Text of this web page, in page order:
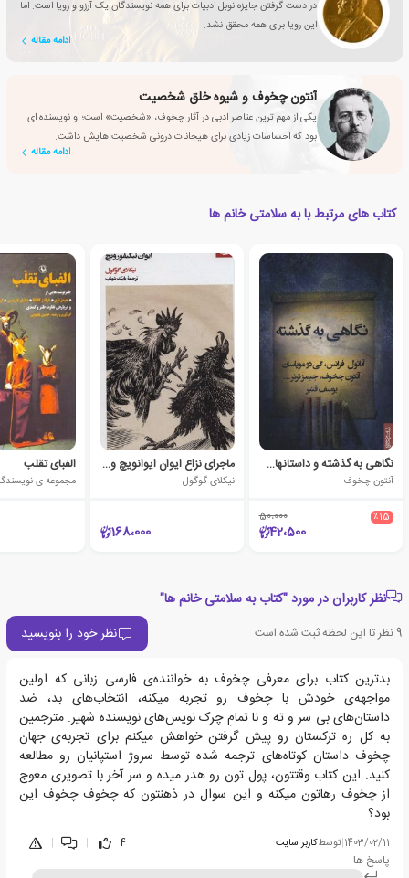
در دست گرفتن جایزه نوبل ادبیات برای همه نویسندگان یک آرزو و رویا است. اما
این رویا برای همه محقق نشد.
ادامه مقاله
آنتون چخوف و شیوه خلق شخصیت
یکی از مهم ترین عناصر ادبی در آثار چخوف، «شخصیت» است؛ او نویسنده ای
بود که احساسات زیادی برای هیجانات درونی شخصیت هایش داشت.
ادامه مقاله
کتاب های مرتبط با به سلامتی خانم ها
نگاهی به گذشته و داستانهای دیگر
آنتون چخوف
٪15 50،000
42،500
ماجرای نزاع ایوان ایوانویچ و ایوان نیکیفورویچ
نیکلای گوگول
168،000
الفبای تقلب
مجموعه ی
نظر کاربران در مورد "کتاب به سلامتی خانم ها"
9نظر تا این لحظه ثبت شده است نظر خود را بنویسید
بد‌ترین کتاب برای معرفی چخوف به خواننده‌ی فارسی زبانی که اولین
مواجهه‌ی خودش با چخوف رو تجربه میکنه، انتخاب‌های بد، ضد
داستان‌های بی سر و ته و نا تمامِ چرک نویس‌های نویسنده شهیر. مترجمین
به کل ره ترکستان رو پیش گرفتن خواهش میکنم برای تجربه‌ی جهان
چخوف داستان کوتاه‌های ترجمه شده توسط سروژ استپانیان رو مطالعه
کنید. این کتاب وقتتون، پول تون رو هدر میده و سر آخر با تصویری معوج
از چخوف رهاتون میکنه و این سوال در ذهنتون که چخوف چخوف این
بود؟
1403/02/11
|توسطکاربر سایت 4
|
|
پاسخ ها